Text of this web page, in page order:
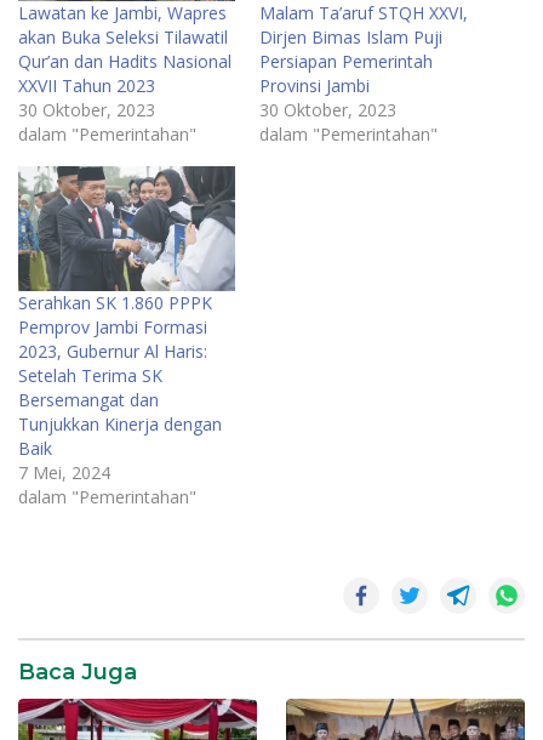
Lawatan ke Jambi, Wapres
akan Buka Seleksi Tilawatil
Qur’an dan Hadits Nasional
XXVII Tahun 2023
30 Oktober, 2023
dalam "Pemerintahan"
Malam Ta’aruf STQH XXVI,
Dirjen Bimas Islam Puji
Persiapan Pemerintah
Provinsi Jambi
30 Oktober, 2023
dalam "Pemerintahan"
Serahkan SK 1.860 PPPK
Pemprov Jambi Formasi
2023, Gubernur Al Haris:
Setelah Terima SK
Bersemangat dan
Tunjukkan Kinerja dengan
Baik
7 Mei, 2024
dalam "Pemerintahan"
SR28
Baca Juga